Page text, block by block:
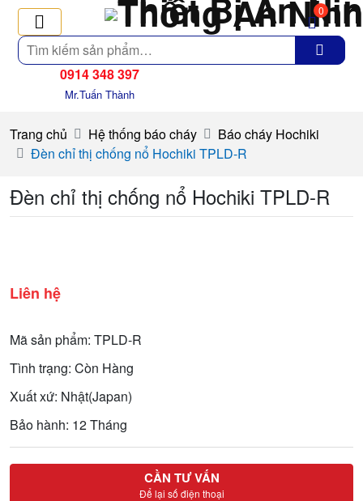
Tìm
kiếm
0
0914 348 397
Mr.Tuấn Thành
Trang chủ Hệ thống báo cháy
Báo cháy Hochiki
Đèn chỉ thị chống nổ Hochiki TPLD-R
Đèn chỉ thị chống nổ Hochiki TPLD-R
Liên hệ
Mã sản phẩm: TPLD-R
Tình trạng: Còn Hàng
Xuất xứ: Nhật(Japan)
Bảo hành: 12 Tháng
CẦN TƯ VẤN
Để lại số điện thoại